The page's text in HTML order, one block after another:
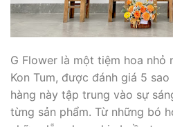
G Flower là một tiệm hoa nhỏ
Kon Tum, được đánh giá 5
hàng này tập trung vào sự
từng sản phẩm. Từ những bó